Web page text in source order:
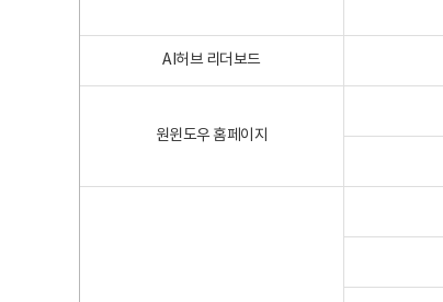
AI허브 리더보드
원윈도우 홈페이지